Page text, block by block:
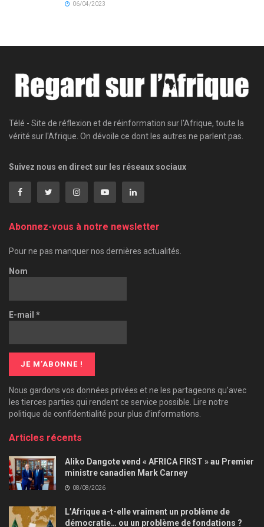
06/04/2023
Télé - Site de réflexion et de réinformation sur l'Afrique, toute la
vérité sur l'Afrique. On dévoile ce dont les autres ne parlent pas.
Suivez nous en direct sur les réseaux sociaux
Abonnez-vous à notre newsletter
Pour ne pas manquer nos dernières actualités.
Nom
E-mail *
Nous gardons vos données privées et ne les partageons qu’avec
les tierces parties qui rendent ce service possible. Lire notre
politique de confidentialité pour plus d’informations.
Articles récents
Aliko Dangote vend « AFRICA FIRST » au Premier
ministre canadien Mark Carney
08/08/2026
L’Afrique a-t-elle vraiment un problème de
démocratie… ou un problème de fondations ?